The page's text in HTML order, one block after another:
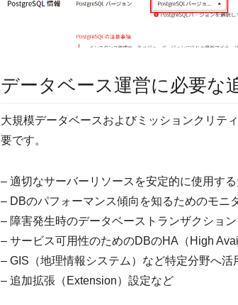
データベース運営に必要な
大規模データベースおよびミッションクリテ
要です。
– 適切なサーバーリソースを安定的に使用す
– DBのパフォーマンス傾向を知るためのモニ
– 障害発生時のデータベーストランザクショ
– サービス可用性のためのDBのHA（High
– GIS（地理情報システム）など特定分野へ
– 追加拡張（Extension）設定など